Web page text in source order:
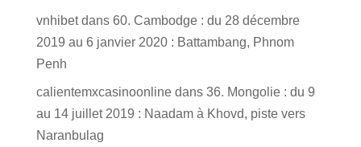
vnhibetdans 60. Cambodge : du 28 décembre
2019 au 6 janvier 2020 : Battambang, Phnom
Penh
calientemxcasinoonlinedans 36. Mongolie : du 9
au 14 juillet 2019 : Naadam à Khovd, piste vers
Naranbulag